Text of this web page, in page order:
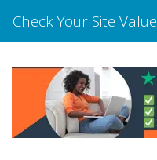
Check Your Site Value